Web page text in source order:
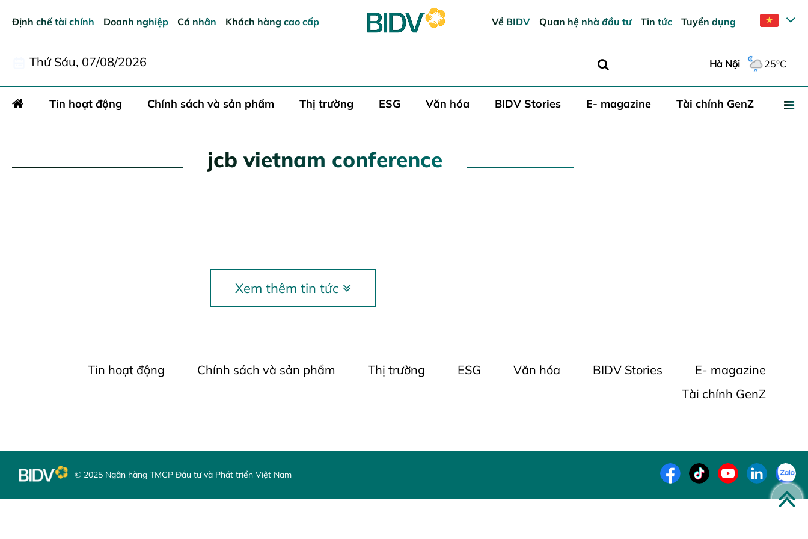
Định chế tài chính Doanh nghiệp Cá nhân Khách hàng cao cấp Về BIDV Quan hệ nhà đầu tư Tin tức Tuyển dụng
Thứ Sáu, 07/08/2026 Hà Nội 25°C
Tin hoạt động Chính sách và sản phẩm Thị trường ESG Văn hóa BIDV Stories E- magazine Tài chính GenZ
jcb vietnam conference
Xem thêm tin tức
Tin hoạt động Chính sách và sản phẩm Thị trường ESG Văn hóa BIDV Stories
E- magazine
Tài chính GenZ
© 2025 Ngân hàng TMCP Đầu tư và Phát triển Việt Nam